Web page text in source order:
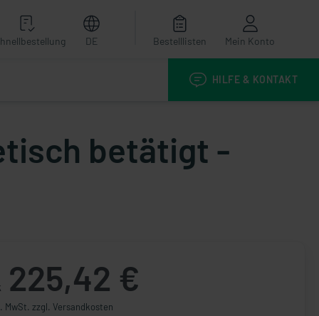
DE Bestelllisten Mein Konto
HILFE & KONTAKT
betätigt -
225,42 €
MwSt. zzgl. Versandkosten